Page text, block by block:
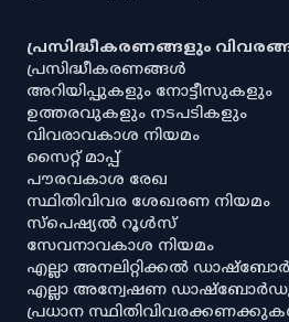
പ്രസിദ്ധീകരണങ്ങളും
പ്രസിദ്ധീകരണങ്ങൾ
അറിയിപ്പുകളും നോട്ടീസുകളും
ഉത്തരവുകളും നടപടികളും
വിവരാവകാശ നിയമം
സൈറ്റ് മാപ്പ്
പൗരവകാശ രേഖ
സ്ഥിതിവിവര ശേഖരണ നിയമം
സ്‌പെഷ്യൽ റൂൾസ്
സേവനാവകാശ നിയമം
എല്ലാ അനലിറ്റിക്കൽ
എല്ലാ അന്വേഷണ
പ്രധാന